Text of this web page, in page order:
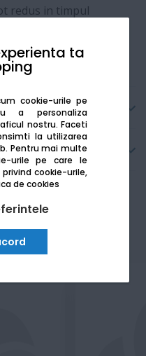
ta
cookie-urile pe
a personaliza
nostru. Faceti
la utilizarea
Pentru mai multe
urile pe care le
cookie-urile,
de cookies
redus in timpul